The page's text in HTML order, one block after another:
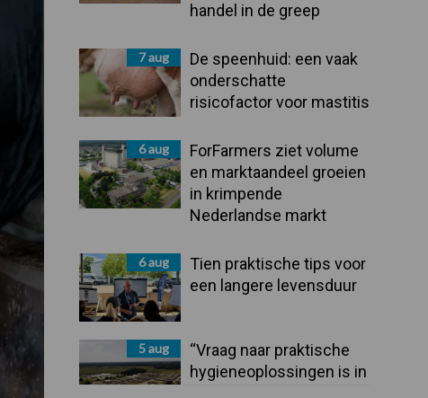
handel in de greep
7 aug
De speenhuid: een vaak
onderschatte
risicofactor voor mastitis
6 aug
ForFarmers ziet volume
en marktaandeel groeien
in krimpende
Nederlandse markt
6 aug
Tien praktische tips voor
een langere levensduur
5 aug
“Vraag naar praktische
hygieneoplossingen is in